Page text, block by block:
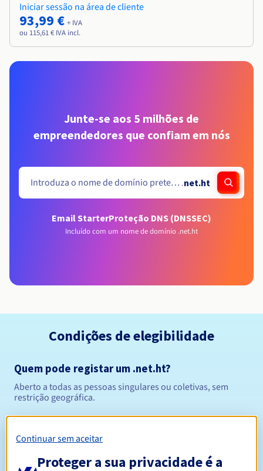
Iniciar sessão na área de cliente
93,99 € + IVA
ou 115,61 € IVA incl.
Junte-se aos 5 milhões de
empreendedores que confiam em nós
.net.ht
Email StarterProteção DNS (DNSSEC)
Incluído com um nome de domínio .net.ht
Condições de elegibilidade
Quem pode registar um .net.ht?
Aberto a todas as pessoas singulares ou coletivas, sem
restrição geográfica.
Entre 1 e 5 anos
Continuar sem aceitar
Proteger a sua privacidade é a